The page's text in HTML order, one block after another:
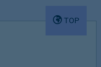
TOP